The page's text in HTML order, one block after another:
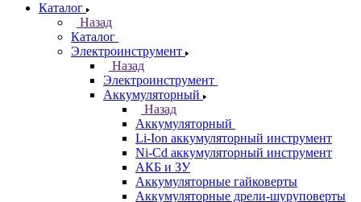
Каталог
Назад
Каталог
Электроинструмент
Назад
Электроинструмент
Аккумуляторный
Назад
Аккумуляторный
Li-Ion аккумуляторный инструмент
Ni-Cd аккумуляторный инструмент
АКБ и ЗУ
Аккумуляторные гайковерты
Аккумуляторные дрели-шуруповерты